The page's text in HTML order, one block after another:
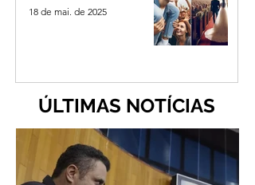
18 de mai. de 2025
ÚLTIMAS NOTÍCIAS